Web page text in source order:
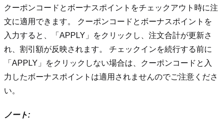
クーポンコードとボーナスポイントをチェックアウト時に注
文に適用できます。 クーポンコードとボーナスポイントを
入力すると、「APPLY」をクリックし、注文合計が更新さ
れ、割引額が反映されます。 チェックインを続行する前に
「APPLY」をクリックしない場合は、クーポンコードと入
力したボーナスポイントは適用されませんのでご注意くださ
い。
ノート: